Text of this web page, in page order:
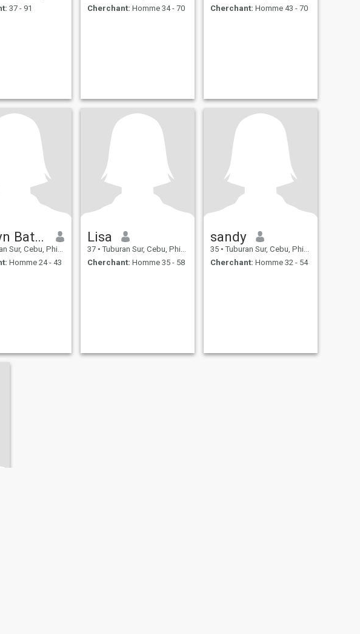
37 - 91
Cherchant: Homme 34 - 70
Cherchant: Homme 43 - 70
Emalyn Batoon
Cebu, Philippines
Homme 24 - 43
Lisa
37 • Tuburan Sur, Cebu, Philippines
Cherchant: Homme 35 - 58
sandy
35 • Tuburan Sur, Cebu, Philippines
Cherchant: Homme 32 - 54